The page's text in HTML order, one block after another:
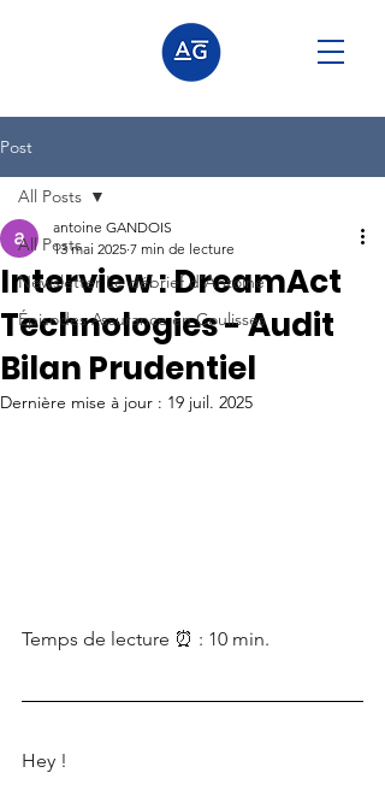
Post
All Posts
Newsletter Le débrief d'Antoine
Épisodes Assurance en Coulisses
All Posts
Interview : DreamAct
Technologies - Audit
Bilan Prudentiel
antoine GANDOIS
13 mai 2025 7 min de lecture
Dernière mise à jour : 19 juil. 2025
Temps de lecture ⏰ : 10 min.
Hey !